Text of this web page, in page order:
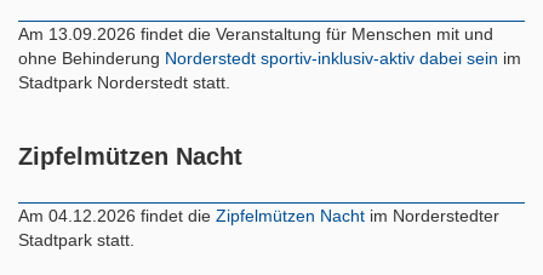
Am 13.09.2026 findet die Veranstaltung für Menschen mit und
ohne Behinderung Norderstedt sportiv-inklusiv-aktiv dabei sein im
Stadtpark Norderstedt statt.
Zipfelmützen Nacht
Am 04.12.2026 findet die Zipfelmützen Nacht im Norderstedter
Stadtpark statt.